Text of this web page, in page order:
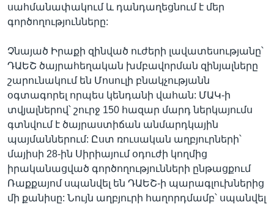
սահմանափակում և դանդաղեցնում է մեր
գործողությունները:
Չնայած Իրաքի զինված ուժերի լավատեսությանը՝
ԴԱԵՇ ծայրահեղական խմբավորման զինյալները
շարունակում են Մոսուլի բնակչությանն
օգտագորել որպես կենդանի վահան: ՄԱԿ-ի
տվյալներով՝ շուրջ 150 հազար մարդ ներկայումս
գտնվում է ծայրաստիճան անմարդկային
պայմաններում: Ըստ ռուսական աղբյուրների՝
մայիսի 28-ին Սիրիայում օդուժի կողմից
իրականացված գործողությունների ընթացքում
Ռաքքայոմ սպանվել են ԴԱԵՇ-ի պարագլուխներից
մի քանիսը: Նույն աղբյուրի հաղորդմամբ՝ սպանվել